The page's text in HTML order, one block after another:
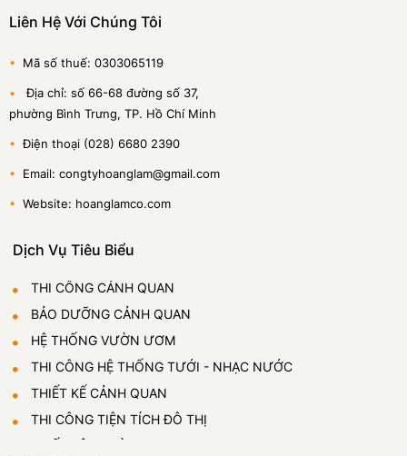
Liên Hệ Với Chúng Tôi
• Mã số thuế: 0303065119
• Địa chỉ: số 66-68 đường số 37,
phường Bình Trưng, TP. Hồ Chí Minh
• Điện thoại (028) 6680 2390
• Email: congtyhoanglam@gmail.com
• Website: hoanglamco.com
Dịch Vụ Tiêu Biểu
THI CÔNG CẢNH QUAN
BẢO DƯỠNG CẢNH QUAN
HỆ THỐNG VƯỜN ƯƠM
THI CÔNG HỆ THỐNG TƯỚI - NHẠC NƯỚC
THIẾT KẾ CẢNH QUAN
THI CÔNG TIỆN TÍCH ĐÔ THỊ